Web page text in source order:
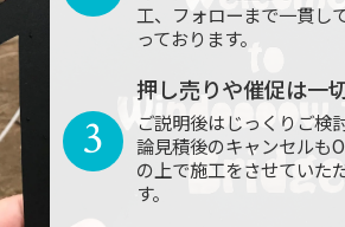
工、フォローまで一貫し
っております。
押し売りや催促は一
ご説明後はじっくりご検
論見積後のキャンセルも
の上で施工をさせていた
す。
3